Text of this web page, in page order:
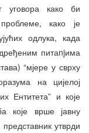
уговора како би
како је
одлука, када
питаnjима
“мјере у сврху
на цијелој
Ентитета” и које
које врше јавну
утврди